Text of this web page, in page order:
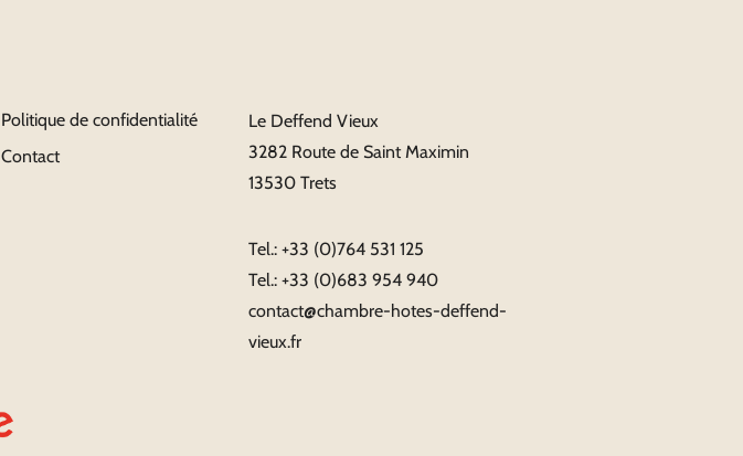
Politique de confidentialité
Contact
Le Deffend Vieux
3282 Route de Saint Maximin
13530 Trets
Tel.: +33 (0)764 531 125
Tel.: +33 (0)683 954 940
contact@chambre-hotes-deffend-
vieux.fr